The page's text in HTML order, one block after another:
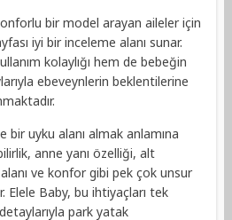
bir model arayan aileler için
iyi bir inceleme alanı sunar.
kolaylığı hem de bebeğin
ebeveynlerin beklentilerine
bir uyku alanı almak anlamına
anne yanı özelliği, alt
ve konfor gibi pek çok unsur
Elele Baby, bu ihtiyaçları tek
park yatak